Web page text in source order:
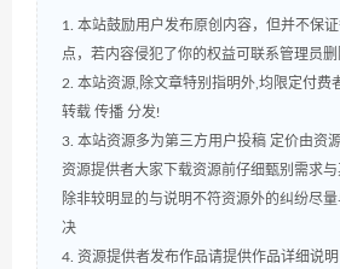
1. 本站鼓励用户发布原创内容，但并不保
点，若内容侵犯了你的权益可联系管理员删
2. 本站资源,除文章特别指明外,均限定付费
转载 传播 分发!
3. 本站资源多为第三方用户投稿 定价由资
资源提供者大家下载资源前仔细甄别需求
除非较明显的与说明不符资源外的纠纷尽
决
4. 资源提供者发布作品请提供作品详细说明